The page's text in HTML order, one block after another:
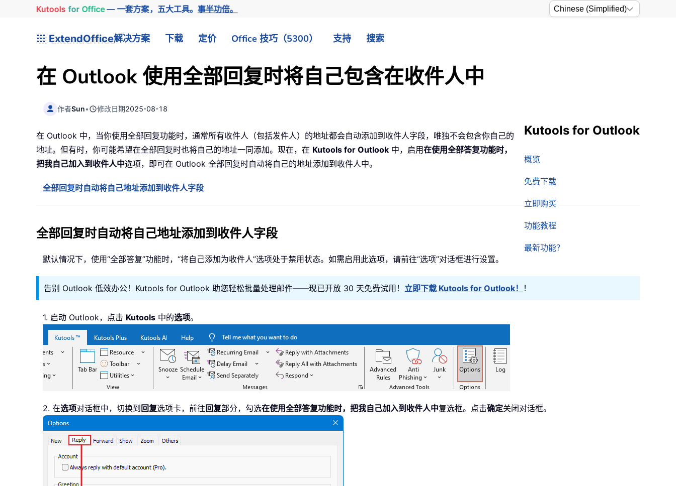
Kutools for Office— 一套方案，五大工具。事半功倍。
ExtendOffice解决方案 下载 定价 Office 技巧（5300） 支持 搜索
在 Outlook 使用全部回复时将自己包含在收件人中
作者Sun• 修改日期2025-08-18
Kutools for Outlook
概览
免费下载
立即购买
功能教程
最新功能？
在 Outlook 中，当你使用全部回复功能时，通常所有收件人（包括发件人）的地址都会自动添加到收件人字段，唯独不会包含你自己的
地址。但有时，你可能希望在全部回复时也将自己的地址一同添加。现在，在 Kutools for Outlook 中，启用在使用全部答复功能时，
把我自己加入到收件人中选项，即可在 Outlook 全部回复时自动将自己的地址添加到收件人中。
全部回复时自动将自己地址添加到收件人字段
全部回复时自动将自己地址添加到收件人字段
默认情况下，使用“全部答复”功能时，“将自己添加为收件人”选项处于禁用状态。如需启用此选项，请前往“选项”对话框进行设置。
告别 Outlook 低效办公！Kutools for Outlook 助您轻松批量处理邮件——现已开放 30 天免费试用！ 立即下载 Kutools for Outlook！ ！
1. 启动 Outlook，点击 Kutools 中的选项。
2. 在选项对话框中，切换到 回复选项卡，前往 回复部分，勾选在使用全部答复功能时，把我自己加入到收件人中复选框。点击确定关闭对话框。